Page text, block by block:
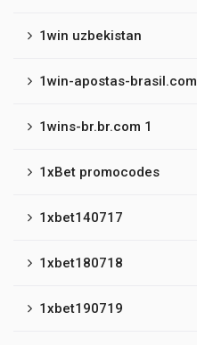
1win uzbekistan
1win-apostas-brasil.com
1wins-br.br.com 1
1xBet promocodes
1xbet140717
1xbet180718
1xbet190719